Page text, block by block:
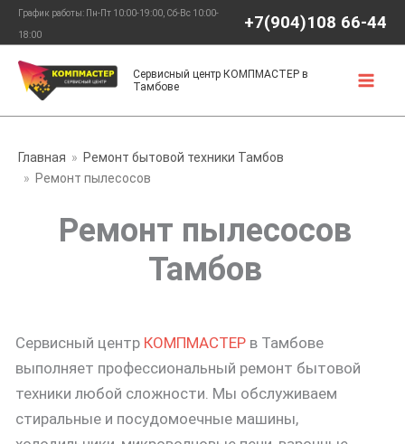
Перейти
содержимому
График работы: Пн-Пт 10:00-19:00, Сб-Вс 10:00-
18:00
+7(904)108 66-44
Сервисный центр КОМПМАСТЕР в
Тамбове
Главная
Ремонт бытовой техники Тамбов
Ремонт пылесосов
Ремонт пылесосов
Тамбов
Сервисный центр КОМПМАСТЕР в Тамбове
выполняет профессиональный ремонт бытовой
техники любой сложности. Мы обслуживаем
стиральные и посудомоечные машины,